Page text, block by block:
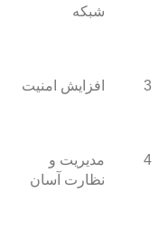
شبکه
3 افزایش امنیت
4
مدیریت و
نظارت آسان